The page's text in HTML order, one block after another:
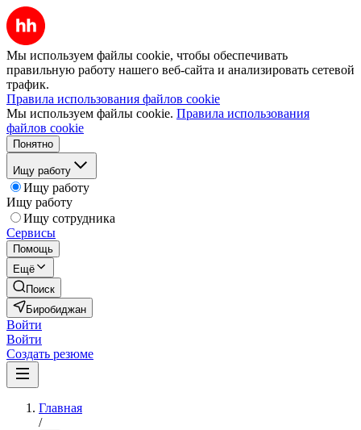
Мы используем файлы cookie, чтобы обеспечивать
правильную работу нашего веб-сайта и анализировать сетевой
трафик.
Правила использования файлов cookie
Мы используем файлы cookie. Правила использования
файлов cookie
Понятно
Ищу работу
Ищу работу
Ищу работу
Ищу сотрудника
Сервисы
Помощь
Ещё
Поиск
Биробиджан
Войти
Войти
Создать резюме
Главная
/